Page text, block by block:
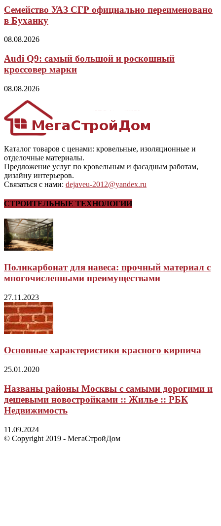
Семейство УАЗ СГР официально переименовано
в Буханку
08.08.2026
Audi Q9: самый большой и роскошный
кроссовер марки
08.08.2026
Каталог товаров с ценами: кровельные, изоляционные и
отделочные материалы.
Предложение услуг по кровельным и фасадным работам,
дизайну интерьеров.
Связаться с нами: dejaveu-2012@yandex.ru
СТРОИТЕЛЬНЫЕ ТЕХНОЛОГИИ
Поликарбонат для навеса: прочный материал с
многочисленными преимуществами
27.11.2023
Основные характеристики красного кирпича
25.01.2020
Названы районы Москвы с самыми дорогими и
дешевыми новостройками :: Жилье :: РБК
Недвижимость
11.09.2024
© Copyright 2019 - МегаСтройДом